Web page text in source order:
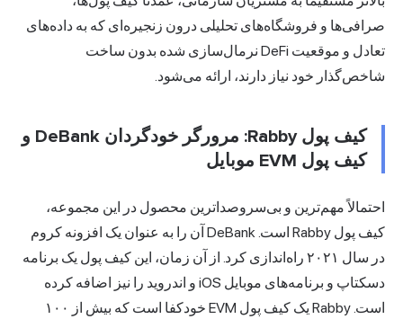
صرافی‌ها و فروشگاه‌های تحلیلی درون زنجیره‌ای که به داده‌های
تعادل و موقعیت DeFi نرمال‌سازی شده بدون ساخت
شاخص‌گذار خود نیاز دارند، ارائه می‌شود.
کیف پول Rabby: مرورگر خودگردان DeBank و
کیف پول EVM موبایل
احتمالاً مهم‌ترین و بی‌سروصداترین محصول در این مجموعه،
کیف پول Rabby است. DeBank آن را به عنوان یک افزونه کروم
در سال ۲۰۲۱ راه‌اندازی کرد. از آن زمان، این کیف پول یک برنامه
دسکتاپ و برنامه‌های موبایل iOS و اندروید را نیز اضافه کرده
است. Rabby یک کیف پول EVM خودکفا است که بیش از ۱۰۰